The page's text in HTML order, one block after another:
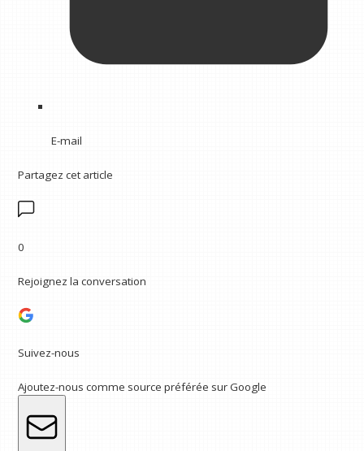
E-mail
Partagez cet article
0
Rejoignez la conversation
Suivez-nous
Ajoutez-nous comme source préférée sur Google